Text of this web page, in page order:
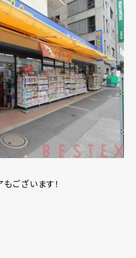
ございます！